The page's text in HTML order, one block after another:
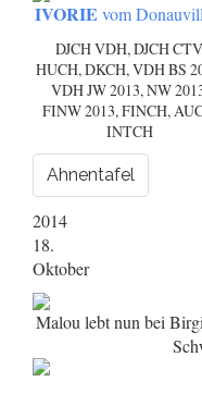
IVORIE vom
DJCH VDH, DJCH
HUCH, DKCH, VDH BS
VDH JW 2013, NW
FINW 2013, FINCH,
INTCH
Ahnentafel
2014
18.
Oktober
Malou lebt nun bei